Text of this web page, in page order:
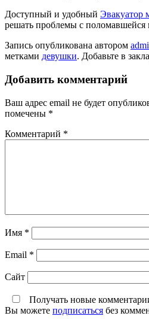
Доступный и удобный Эвакуатор
решать проблемы с
Запись опубликована автором
метками девушки. Добавьте в
Добавить комментарий
Ваш адрес email не будет
помечены *
Комментарий *
Имя *
Email *
Сайт
Получать новые
Вы можете подписаться без